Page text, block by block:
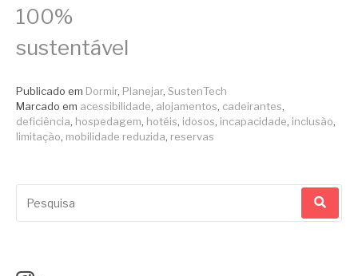
100%
sustentável
Publicado em Dormir, Planejar, SustenTech
Marcado em acessibilidade, alojamentos, cadeirantes,
deficiência, hospedagem, hotéis, idosos, incapacidade, inclusão,
limitação, mobilidade reduzida, reservas
por: